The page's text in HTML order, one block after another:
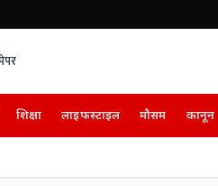
शिक्षा लाइफस्टाइल मौसम कानून